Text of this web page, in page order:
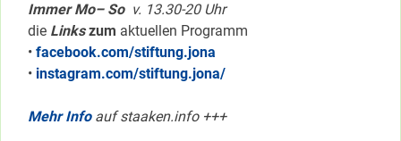
Immer Mo– So v. 13.30-20 Uhr
die Linkszum aktuellen Programm
• facebook.com/stiftung.jona
• instagram.com/stiftung.jona/
Mehr Infoauf staaken.info +++